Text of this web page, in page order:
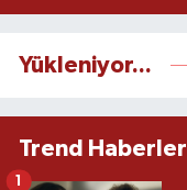
Yükleniyor...
Trend Haberler
1